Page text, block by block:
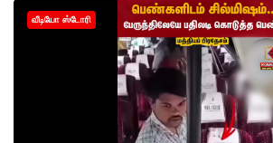
வீடியோ ஸ்டோரி